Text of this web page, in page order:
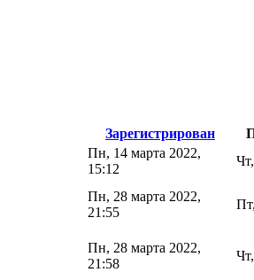
Зарегистрирован
Пн, 14 марта 2022,
15:12
Пн, 28 марта 2022,
21:55
Пн, 28 марта 2022,
21:58